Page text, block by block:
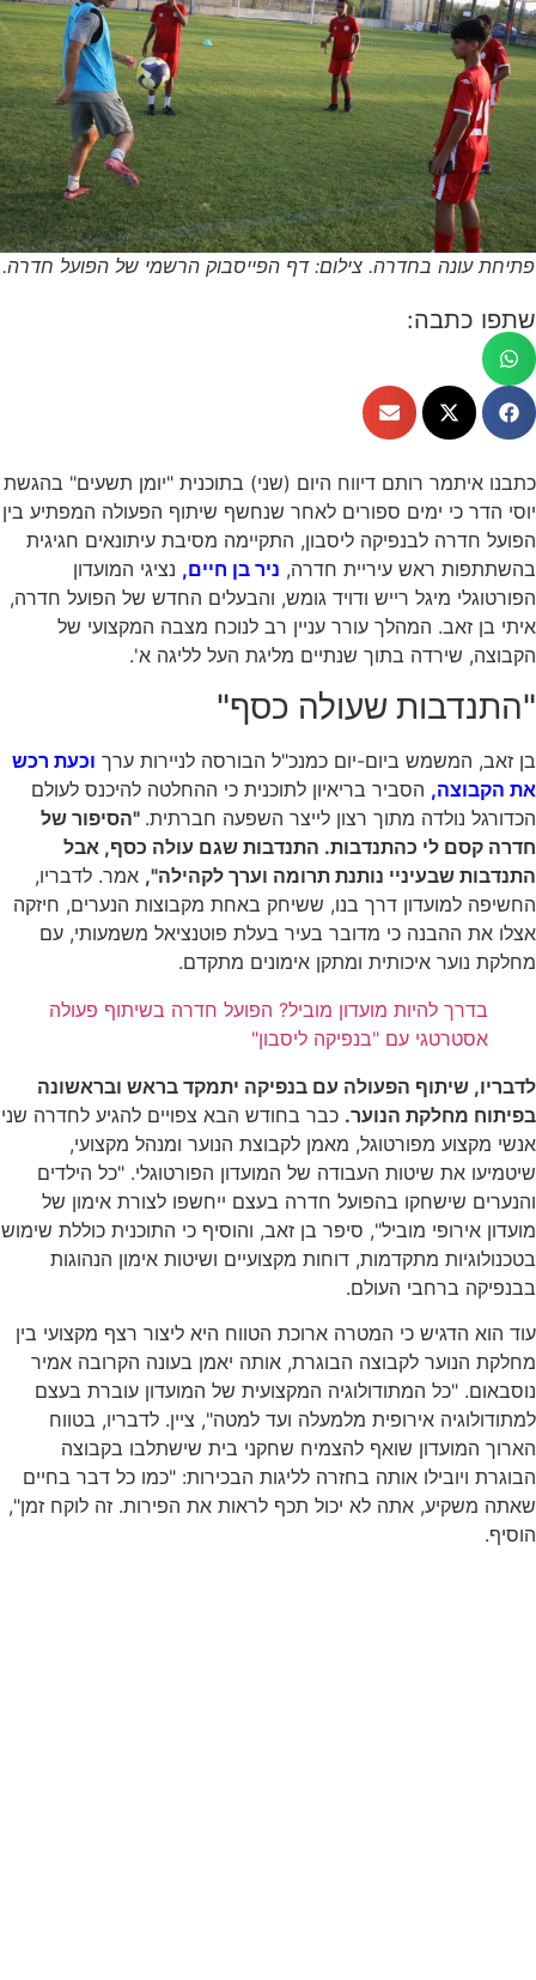
פתיחת עונה בחדרה. צילום: דף הפייסבוק הרשמי של הפועל חדרה.
שתפו כתבה:
כתבנו איתמר רותם דיווח היום (שני) בתוכנית "יומן תשעים" בהגשת
יוסי הדר כי ימים ספורים לאחר שנחשף שיתוף הפעולה המפתיע בין
הפועל חדרה לבנפיקה ליסבון, התקיימה מסיבת עיתונאים חגיגית
בהשתתפות ראש עיריית חדרה, ניר בן חיים, נציגי המועדון
הפורטוגלי מיגל רייש ודויד גומש, והבעלים החדש של הפועל חדרה,
איתי בן זאב. המהלך עורר עניין רב לנוכח מצבה המקצועי של
הקבוצה, שירדה בתוך שנתיים מליגת העל לליגה א'.
"התנדבות שעולה כסף"
בן זאב, המשמש ביום-יום כמנכ"ל הבורסה לניירות ערך וכעת רכש
את הקבוצה, הסביר בריאיון לתוכנית כי ההחלטה להיכנס לעולם
הכדורגל נולדה מתוך רצון לייצר השפעה חברתית. "הסיפור של
חדרה קסם לי כהתנדבות. התנדבות שגם עולה כסף, אבל
התנדבות שבעיניי נותנת תרומה וערך לקהילה", אמר. לדבריו,
החשיפה למועדון דרך בנו, ששיחק באחת מקבוצות הנערים, חיזקה
אצלו את ההבנה כי מדובר בעיר בעלת פוטנציאל משמעותי, עם
מחלקת נוער איכותית ומתקן אימונים מתקדם.
בדרך להיות מועדון מוביל? הפועל חדרה בשיתוף פעולה
אסטרטגי עם "בנפיקה ליסבון"
לדבריו, שיתוף הפעולה עם בנפיקה יתמקד בראש ובראשונה
בפיתוח מחלקת הנוער. כבר בחודש הבא צפויים להגיע לחדרה שני
אנשי מקצוע מפורטוגל, מאמן לקבוצת הנוער ומנהל מקצועי,
שיטמיעו את שיטות העבודה של המועדון הפורטוגלי. "כל הילדים
והנערים שישחקו בהפועל חדרה בעצם ייחשפו לצורת אימון של
מועדון אירופי מוביל", סיפר בן זאב, והוסיף כי התוכנית כוללת שימוש
בטכנולוגיות מתקדמות, דוחות מקצועיים ושיטות אימון הנהוגות
בבנפיקה ברחבי העולם.
עוד הוא הדגיש כי המטרה ארוכת הטווח היא ליצור רצף מקצועי בין
מחלקת הנוער לקבוצה הבוגרת, אותה יאמן בעונה הקרובה אמיר
נוסבאום. "כל המתודולוגיה המקצועית של המועדון עוברת בעצם
למתודולוגיה אירופית מלמעלה ועד למטה", ציין. לדבריו, בטווח
הארוך המועדון שואף להצמיח שחקני בית שישתלבו בקבוצה
הבוגרת ויובילו אותה בחזרה לליגות הבכירות: "כמו כל דבר בחיים
שאתה משקיע, אתה לא יכול תכף לראות את הפירות. זה לוקח זמן",
הוסיף.